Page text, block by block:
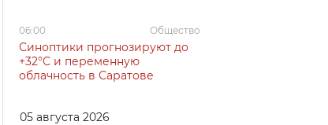
06:00 Общество
Синоптики прогнозируют до
+32°C и переменную
облачность в Саратове
05 августа 2026